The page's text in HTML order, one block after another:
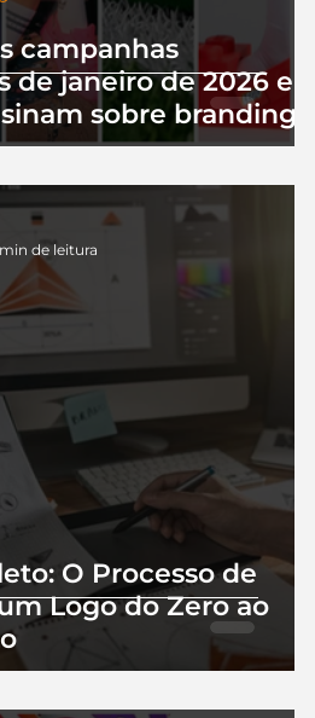
campanhas
de janeiro de 2026 e
sobre branding
O Processo de
Logo do Zero ao
de leitura